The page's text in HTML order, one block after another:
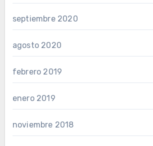
septiembre 2020
agosto 2020
febrero 2019
enero 2019
noviembre 2018